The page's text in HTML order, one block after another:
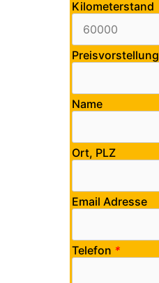
Kilometerstand
Preisvorstellung
Name
Ort, PLZ
Email Adresse
Telefon *